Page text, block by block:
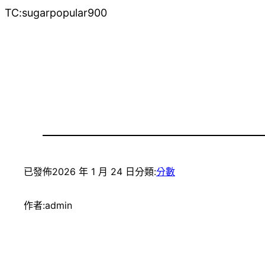
TC:sugarpopular900
已發佈2026 年 1 月 24 日分類:分數
作者:admin